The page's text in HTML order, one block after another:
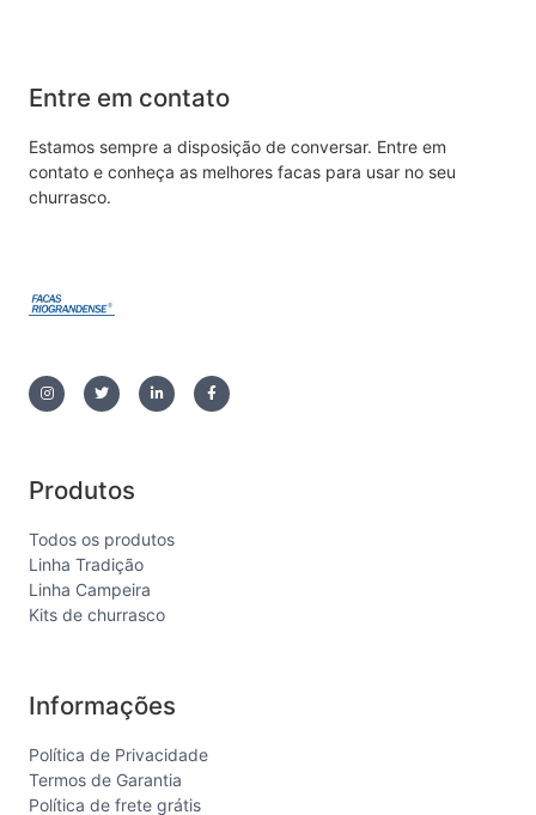
Entre em contato
Estamos sempre a disposição de conversar. Entre em
contato e conheça as melhores facas para usar no seu
churrasco.
Produtos
Todos os produtos
Linha Tradição
Linha Campeira
Kits de churrasco
Informações
Política de Privacidade
Termos de Garantia
Política de frete grátis